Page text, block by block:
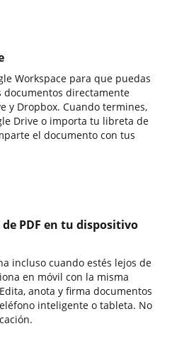
Workspace para que puedas
directamente
y Dropbox. Cuando termines,
Drive o importa tu libreta de
el documento con tus
PDF en tu dispositivo
incluso cuando estés lejos de
en móvil con la misma
anota y firma documentos
inteligente o tableta. No